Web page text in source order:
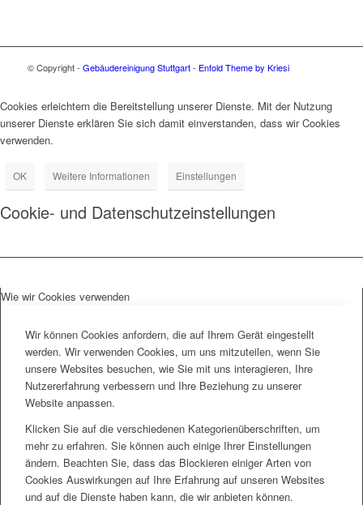
© Copyright - Gebäudereinigung Stuttgart- Enfold Theme by Kriesi
Cookies erleichtern die Bereitstellung unserer Dienste. Mit der Nutzung
unserer Dienste erklären Sie sich damit einverstanden, dass wir Cookies
verwenden.
OK Weitere Informationen Einstellungen
Cookie- und Datenschutzeinstellungen
Wie wir Cookies verwenden
Wir können Cookies anfordern, die auf Ihrem Gerät eingestellt
werden. Wir verwenden Cookies, um uns mitzuteilen, wenn Sie
unsere Websites besuchen, wie Sie mit uns interagieren, Ihre
Nutzererfahrung verbessern und Ihre Beziehung zu unserer
Website anpassen.
Klicken Sie auf die verschiedenen Kategorienüberschriften, um
mehr zu erfahren. Sie können auch einige Ihrer Einstellungen
ändern. Beachten Sie, dass das Blockieren einiger Arten von
Cookies Auswirkungen auf Ihre Erfahrung auf unseren Websites
und auf die Dienste haben kann, die wir anbieten können.